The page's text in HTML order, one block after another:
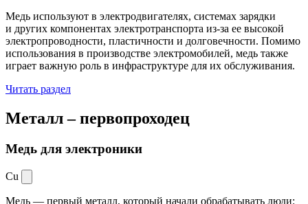
Медь используют в электродвигателях, системах зарядки
и других компонентах электротранспорта из-за ее высокой
электропроводности, пластичности и долговечности. Помимо
использования в производстве электромобилей, медь также
играет важную роль в инфраструктуре для их обслуживания.
Читать раздел
Металл –первопроходец
Медь для электроники
Cu
Медь — первый металл, который начали обрабатывать люди: